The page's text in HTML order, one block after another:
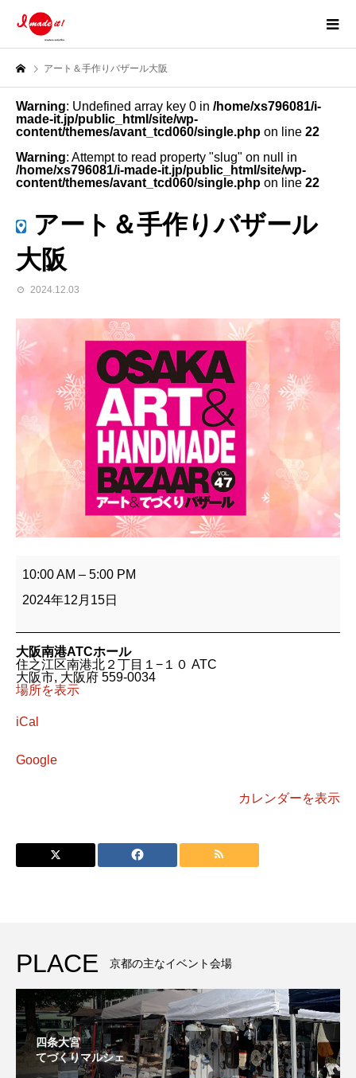
アート＆手作りバザール大阪
Warning: Undefined array key 0 in /home/xs796081/i-
made-it.jp/public_html/site/wp-
content/themes/avant_tcd060/single.php on line 22
Warning: Attempt to read property "slug" on null in
/home/xs796081/i-made-it.jp/public_html/site/wp-
content/themes/avant_tcd060/single.php on line 22
アート＆手作りバザール
大阪
2024.12.03
ー
＆
り
バ
ザ
ー
ル
大
阪
10:00 AM – 5:00 PM
2024年12月15日
大阪南港ATCホール
住之江区南港北２丁目１−１０ ATC
大阪市, 大阪府 559-0034
場所を表示
iCal
Google
カレンダーを表示
PLACE 京都の主なイベント会場
四条大宮
てづくりマルシェ